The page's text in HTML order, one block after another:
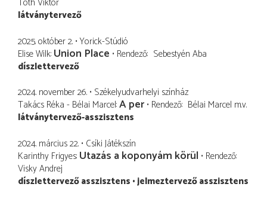
látványtervező
2025. október 2. Yorick-Stúdió
Elise Wilk Union Place Rendező Sebestyén Aba
díszlettervező
2024. november 26. Székelyudvarhelyi színház
Takács Réka - Bélai Marcel A per Rendező Bélai Marcel m.v.
látványtervező-asszisztens
2024. március 22. Csíki Játékszín
Karinthy Frigyes Utazás a koponyám körül Rendező
Visky Andrej
díszlettervező asszisztens jelmeztervező asszisztens